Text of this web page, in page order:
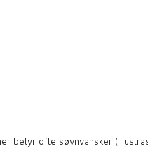
betyr ofte søvnvansker